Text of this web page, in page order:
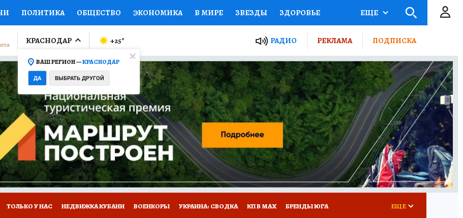
ПОЛИТИКА ОБЩЕСТВО ЭКОНОМИКА В МИРЕ ЗВЕЗДЫ ЗДОРОВЬЕ
ПРОИСШЕСТВИЯ НАЦИОНАЛЬНЫЕ ПРОЕКТЫ РОССИИ
ОТКРЫВАЕМ МИР Я ЗНАЮ СЕМЬЯ ЖЕНСКИЕ СЕКРЕТЫ ПУТЕВОДИТЕЛЬ
ПРОМОКОДЫ СЕРИАЛЫ СПЕЦПРОЕКТЫ ДЕФИЦИТ ЖЕЛЕЗА ТУРИЗМ
КОЛЛЕКЦИИ КОНКУРСЫ РАБОТА У НАС ГИД ПОТРЕБИТЕЛЯ РЕКЛАМА
САЙТЕ
ЕЩЕ
КРАСНОДАР
ВАШ РЕГИОН —КРАСНОДАР
ДА ВЫБРАТЬ ДРУГОЙ
+25° РАДИО РЕКЛАМА ПОДПИСКА
ТОЛЬКО У НАС НЕДВИЖКА КУБАНИ ВОЕНКОРЫ УКРАИНА: СВОДКА КП В МАХ БРЕНДЫ ЮГА ЕЩЕ